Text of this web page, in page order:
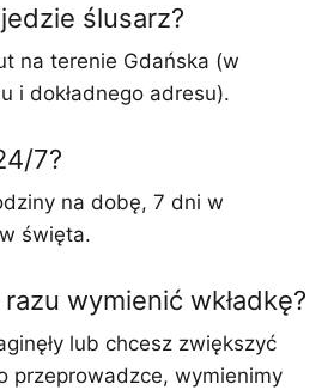
ślusarz?
na terenie Gdańska (w
i dokładnego adresu).
7?
na dobę, 7 dni w
święta.
wymienić wkładkę?
lub chcesz zwiększyć
przeprowadzce, wymienimy